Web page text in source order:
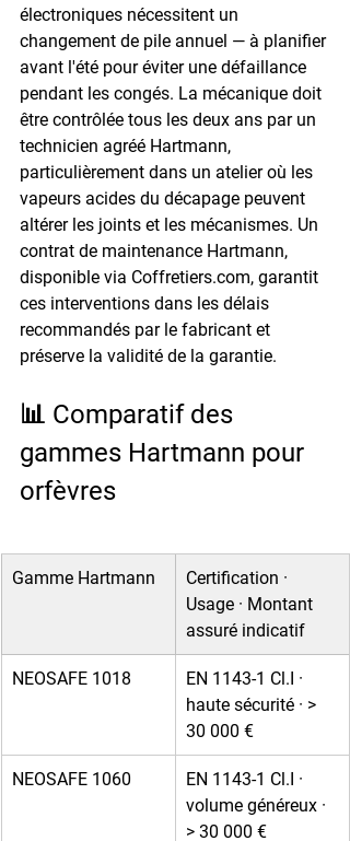
électroniques nécessitent un
changement de pile annuel — à planifier
avant l'été pour éviter une défaillance
pendant les congés. La mécanique doit
être contrôlée tous les deux ans par un
technicien agréé Hartmann,
particulièrement dans un atelier où les
vapeurs acides du décapage peuvent
altérer les joints et les mécanismes. Un
contrat de maintenance Hartmann,
disponible via Coffretiers.com, garantit
ces interventions dans les délais
recommandés par le fabricant et
préserve la validité de la garantie.
📊 Comparatif des
gammes Hartmann pour
orfèvres
Gamme Hartmann
Certification ·
Usage · Montant
assuré indicatif
NEOSAFE 1018
EN 1143-1 Cl.I ·
haute sécurité · >
30 000 €
NEOSAFE 1060
EN 1143-1 Cl.I ·
volume généreux ·
> 30 000 €